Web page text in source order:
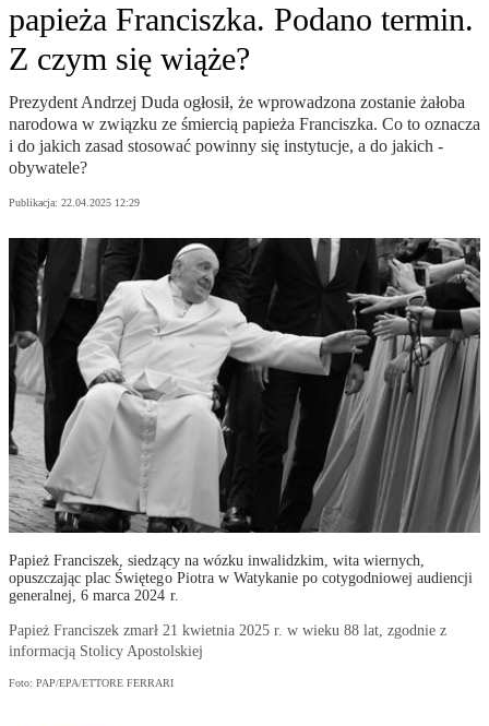
papieża Franciszka. Podano termin.
Z czym się wiąże?
Prezydent Andrzej Duda ogłosił, że wprowadzona zostanie żałoba
narodowa w związku ze śmiercią papieża Franciszka. Co to oznacza
i do jakich zasad stosować powinny się instytucje, a do jakich -
obywatele?
Publikacja: 22.04.2025 12:29
Papież Franciszek, siedzący na wózku inwalidzkim, wita wiernych,
opuszczając plac Świętego Piotra w Watykanie po cotygodniowej audiencji
generalnej, 6 marca 2024 r.
Papież Franciszek zmarł 21 kwietnia 2025 r. w wieku 88 lat, zgodnie z
informacją Stolicy Apostolskiej
Foto: PAP/EPA/ETTORE FERRARI